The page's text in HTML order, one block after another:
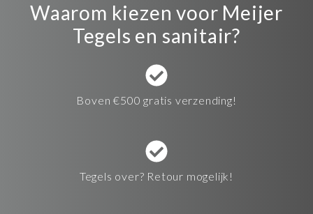
Waarom kiezen voor Meijer
Tegels en sanitair?
Boven €500 gratis verzending!
Tegels over? Retour mogelijk!